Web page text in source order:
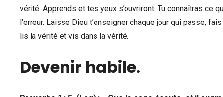
vérité. Apprends et tes yeux s’ouvriront. Tu connaîtras ce
l’erreur. Laisse Dieu t’enseigner chaque jour qui passe,
lis la vérité et vis dans la vérité.
Devenir habile.